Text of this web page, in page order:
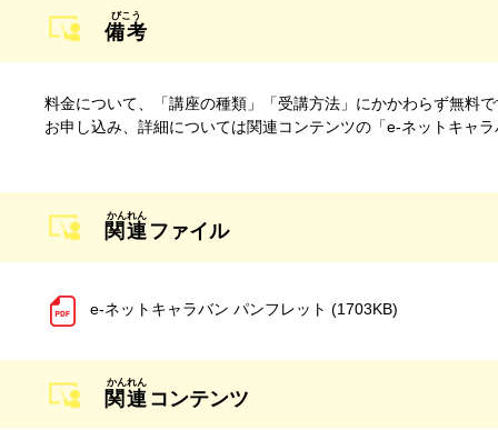
備考
料金について、「講座の種類」「受講方法」にかかわらず無料
お申し込み、詳細については関連コンテンツの「e-ネットキャ
関連 ファイル
e-ネットキャラバン パンフレット (1703KB)
関連 コンテンツ